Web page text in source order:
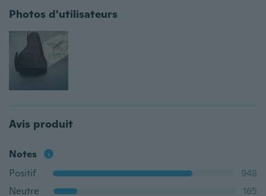
Photos d'utilisateurs
Avis produit
Notes
Positif
948
Neutre
165